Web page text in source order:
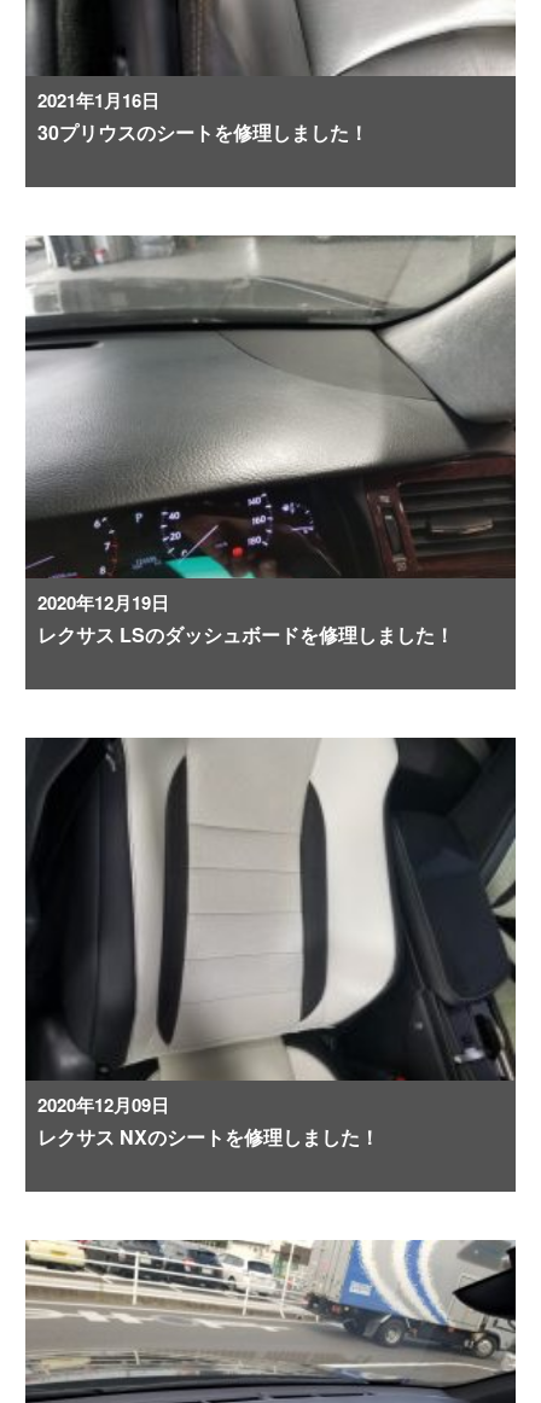
2021年1月16日
30プリウスのシートを修理しました！
2020年12月19日
レクサス LSのダッシュボードを修理しました！
2020年12月09日
レクサス NXのシートを修理しました！